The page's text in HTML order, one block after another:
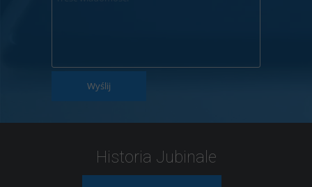
Wyślij
Historia Jubinale